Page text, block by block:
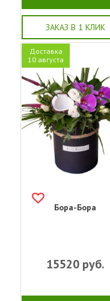
ЗАКАЗ В 1 КЛИК
Доставка
10 августа
Бора-Бора
15520руб.